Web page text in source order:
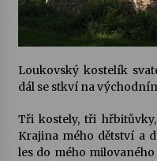
Loukovský kostelík
dál se stkví na
Tři kostely, tři
Krajina mého dětství a
les do mého